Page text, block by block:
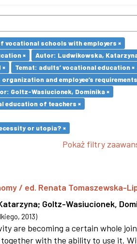
vocational schools with employers ×
×
Autor: Ludwikowska,
×
Temat: adults’ vocational education ×
and employee’s
Goltz-Wasiucionek, Dominika ×
education of teachers ×
or utopia? ×
Pokaż filtry
/ ed. Renata Tomaszewska-
; Goltz-Wasiucionek,
, 2013)
are becoming a certain whole
with the ability to use it.